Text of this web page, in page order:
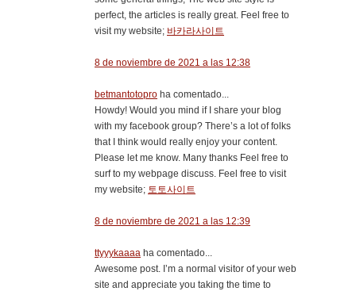
perfect, the articles is really great. Feel free to
visit my website; 바카라사이트
8 de noviembre de 2021 a las 12:38
betmantotopro ha comentado...
Howdy! Would you mind if I share your blog
with my facebook group? There’s a lot of folks
that I think would really enjoy your content.
Please let me know. Many thanks Feel free to
surf to my webpage discuss. Feel free to visit
my website; 토토사이트
8 de noviembre de 2021 a las 12:39
ttyyykaaaa ha comentado...
Awesome post. I’m a normal visitor of your web
site and appreciate you taking the time to